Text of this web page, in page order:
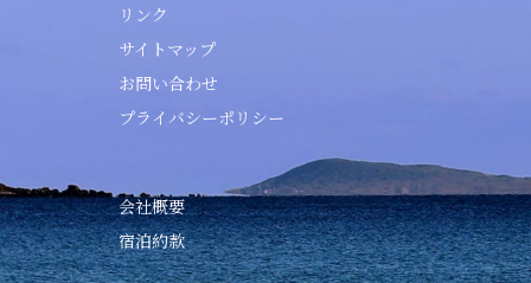
リンク
サイトマップ
お問い合わせ
プライバシーポリシー
会社概要
宿泊約款